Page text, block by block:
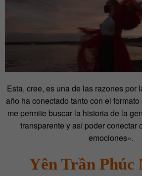
Esta, cree, es una de las razones por
año ha conectado tanto con el
me permite buscar la historia de la
transparente y así poder conectar
emociones».
Yên Trần Phúc